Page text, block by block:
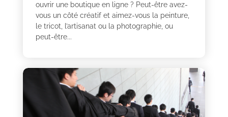
ouvrir une boutique en ligne ? Peut-être avez-
vous un côté créatif et aimez-vous la peinture,
le tricot, l’artisanat ou la photographie, ou
peut-être...